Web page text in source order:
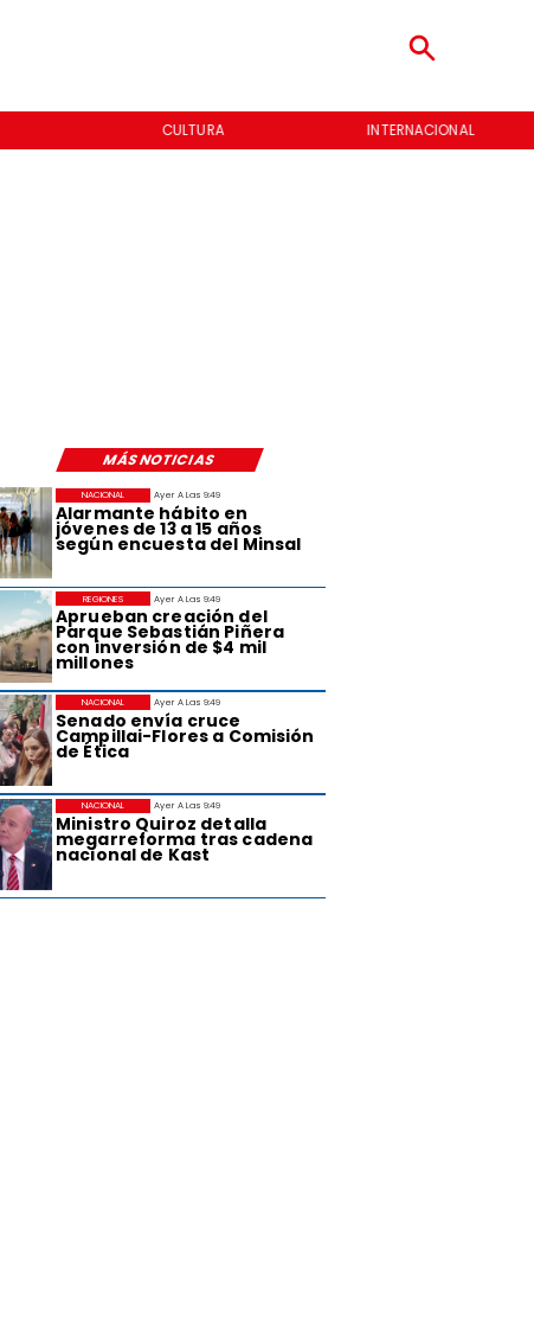
CULTURA INTERNACIONAL
MÁS NOTICIAS
Ayer A Las 9:49
Alarmante hábito en
jóvenes de 13 a 15 años
según encuesta del Minsal
NACIONAL
Ayer A Las 9:49
Aprueban creación del
Parque Sebastián Piñera
con inversión de $4 mil
millones
REGIONES
Ayer A Las 9:49
Senado envía cruce
Campillai-Flores a Comisión
de Ética
NACIONAL
Ayer A Las 9:49
Ministro Quiroz detalla
megarreforma tras cadena
nacional de Kast
NACIONAL